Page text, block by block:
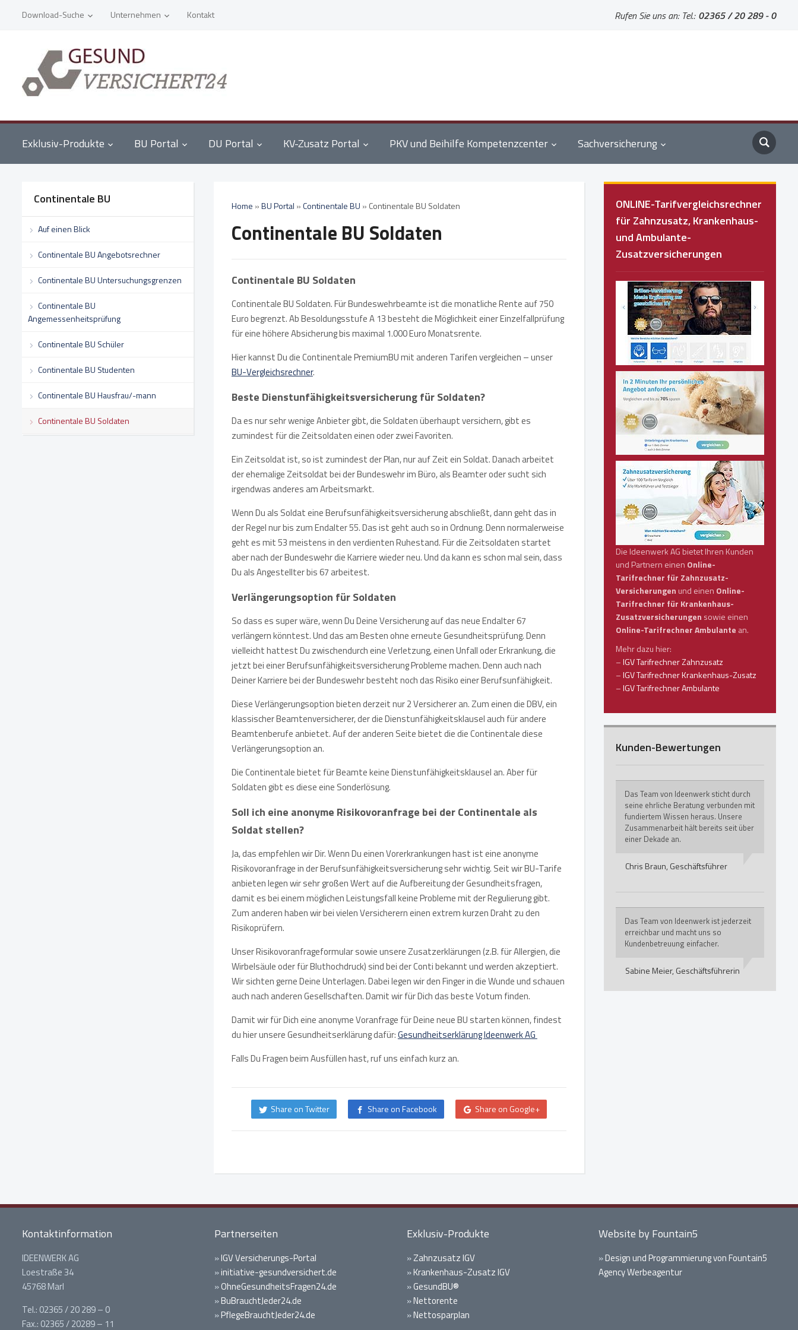
Download-Suche Unternehmen Kontakt Rufen Sie uns an: Tel.: 02365 / 20 289 - 0
Exklusiv-Produkte BU Portal DU Portal KV-Zusatz Portal PKV und Beihilfe Kompetenzcenter Sachversicherung
Continentale BU
Auf einen Blick
Continentale BU Angebotsrechner
Continentale BU Untersuchungsgrenzen
Continentale BU
Angemessenheitsprüfung
Continentale BU Schüler
Continentale BU Studenten
Continentale BU Hausfrau/-mann
Continentale BU Soldaten
Home »BU Portal »Continentale BU » Continentale BU Soldaten
Continentale BU Soldaten
Continentale BU Soldaten
Continentale BU Soldaten. Für Bundeswehrbeamte ist die monatliche Rente auf 750
Euro begrenzt. Ab Besoldungsstufe A 13 besteht die Möglichkeit einer Einzelfallprüfung
für eine höhere Absicherung bis maximal 1.000 Euro Monatsrente.
Hier kannst Du die Continentale PremiumBU mit anderen Tarifen vergleichen – unser
BU-Vergleichsrechner.
Beste Dienstunfähigkeitsversicherung für Soldaten?
Da es nur sehr wenige Anbieter gibt, die Soldaten überhaupt versichern, gibt es
zumindest für die Zeitsoldaten einen oder zwei Favoriten.
Ein Zeitsoldat ist, so ist zumindest der Plan, nur auf Zeit ein Soldat. Danach arbeitet
der ehemalige Zeitsoldat bei der Bundeswehr im Büro, als Beamter oder sucht sich
irgendwas anderes am Arbeitsmarkt.
Wenn Du als Soldat eine Berufsunfähigkeitsversicherung abschließt, dann geht das in
der Regel nur bis zum Endalter 55. Das ist geht auch so in Ordnung. Denn normalerweise
geht es mit 53 meistens in den verdienten Ruhestand. Für die Zeitsoldaten startet
aber nach der Bundeswehr die Karriere wieder neu. Und da kann es schon mal sein, dass
Du als Angestellter bis 67 arbeitest.
Verlängerungsoption für Soldaten
So dass es super wäre, wenn Du Deine Versicherung auf das neue Endalter 67
verlängern könntest. Und das am Besten ohne erneute Gesundheitsprüfung. Denn
vielleicht hattest Du zwischendurch eine Verletzung, einen Unfall oder Erkrankung, die
jetzt bei einer Berufsunfähigkeitsversicherung Probleme machen. Denn auch nach
Deiner Karriere bei der Bundeswehr besteht noch das Risiko einer Berufsunfähigkeit.
Diese Verlängerungsoption bieten derzeit nur 2 Versicherer an. Zum einen die DBV, ein
klassischer Beamtenversicherer, der die Dienstunfähigkeitsklausel auch für andere
Beamtenberufe anbietet. Auf der anderen Seite bietet die die Continentale diese
Verlängerungsoption an.
Die Continentale bietet für Beamte keine Dienstunfähigkeitsklausel an. Aber für
Soldaten gibt es diese eine Sonderlösung.
Soll ich eine anonyme Risikovoranfrage bei der Continentale als
Soldat stellen?
Ja, das empfehlen wir Dir. Wenn Du einen Vorerkrankungen hast ist eine anonyme
Risikovoranfrage in der Berufsunfähigkeitsversicherung sehr wichtig. Seit wir BU-Tarife
anbieten legen wir sehr großen Wert auf die Aufbereitung der Gesundheitsfragen,
damit es bei einem möglichen Leistungsfall keine Probleme mit der Regulierung gibt.
Zum anderen haben wir bei vielen Versicherern einen extrem kurzen Draht zu den
Risikoprüfern.
Unser Risikovoranfrageformular sowie unsere Zusatzerklärungen (z.B. für Allergien, die
Wirbelsäule oder für Bluthochdruck) sind bei der Conti bekannt und werden akzeptiert.
Wir sichten gerne Deine Unterlagen. Dabei legen wir den Finger in die Wunde und schauen
auch nach anderen Gesellschaften. Damit wir für Dich das beste Votum finden.
Damit wir für Dich eine anonyme Voranfrage für Deine neue BU starten können, findest
du hier unsere Gesundheitserklärung dafür:Gesundheitserklärung Ideenwerk AG
Falls Du Fragen beim Ausfüllen hast, ruf uns einfach kurz an.
Share on Twitter Share on Facebook Share on Google+
ONLINE-Tarifvergleichsrechner
für Zahnzusatz, Krankenhaus-
und Ambulante-
Zusatzversicherungen
Die Ideenwerk AG bietet Ihren Kunden
und Partnern einen Online-
Tarifrechner für Zahnzusatz-
Versicherungen und einen Online-
Tarifrechner für Krankenhaus-
Zusatzversicherungen sowie einen
Online-Tarifrechner Ambulante an.
Mehr dazu hier:
–IGV Tarifrechner Zahnzusatz
–IGV Tarifrechner Krankenhaus-Zusatz
–IGV Tarifrechner Ambulante
Kunden-Bewertungen
Das Team von Ideenwerk sticht durch
seine ehrliche Beratung verbunden mit
fundiertem Wissen heraus. Unsere
Zusammenarbeit hält bereits seit über
einer Dekade an.
Chris Braun, Geschäftsführer
Das Team von Ideenwerk ist jederzeit
erreichbar und macht uns so
Kundenbetreuung einfacher.
Sabine Meier, Geschäftsführerin
Kontaktinformation
IDEENWERK AG
Loestraße 34
45768 Marl
Tel.: 02365 / 20 289 – 0
Fax.: 02365 / 20289 – 11
Partnerseiten
»IGV Versicherungs-Portal
»initiative-gesundversichert.de
»OhneGesundheitsFragen24.de
»BuBrauchtJeder24.de
»PflegeBrauchtJeder24.de
Exklusiv-Produkte
»Zahnzusatz IGV
»Krankenhaus-Zusatz IGV
»GesundBU®
»Nettorente
»Nettosparplan
Website by Fountain5
»Design und Programmierung von Fountain5
Agency Werbeagentur